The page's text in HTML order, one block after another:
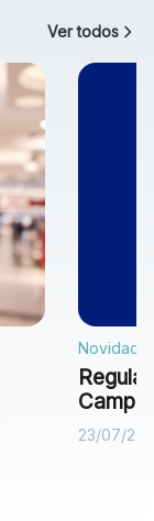
Ver todos
23/07/